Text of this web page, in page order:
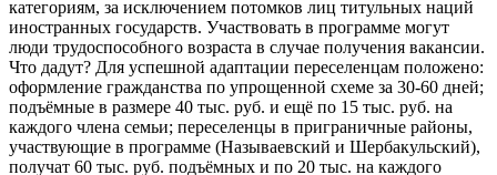
категориям, за исключением потомков лиц титульных наций
иностранных государств. Участвовать в программе могут
люди трудоспособного возраста в случае получения вакансии.
Что дадут? Для успешной адаптации переселенцам положено:
оформление гражданства по упрощенной схеме за 30-60 дней;
подъёмные в размере 40 тыс. руб. и ещё по 15 тыс. руб. на
каждого члена семьи; переселенцы в приграничные районы,
участвующие в программе (Называевский и Шербакульский),
получат 60 тыс. руб. подъёмных и по 20 тыс. на каждого